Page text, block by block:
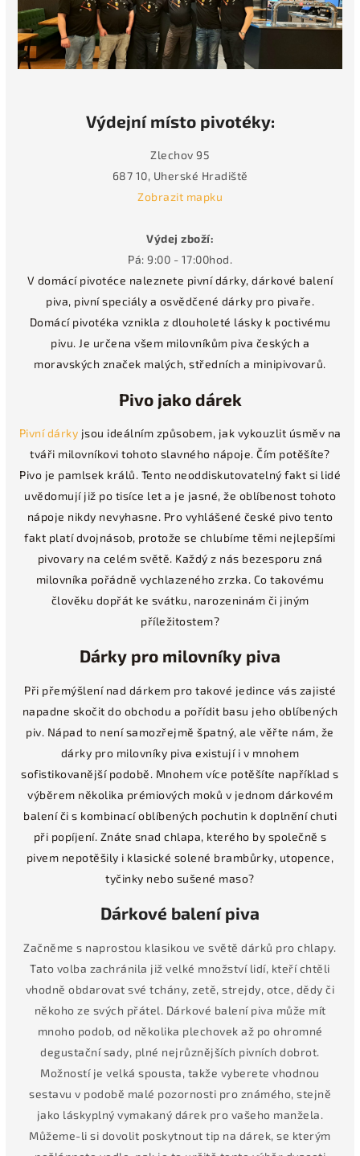
Výdejní místo pivotéky:
Zlechov 95
687 10, Uherské Hradiště
Zobrazit mapku
Výdej zboží:
Pá: 9:00 - 17:00hod.
V domácí pivotéce naleznete pivní dárky, dárkové balení
piva, pivní speciály a osvědčené dárky pro pivaře.
Domácí pivotéka vznikla z dlouholeté lásky k poctivému
pivu. Je určena všem milovníkům piva českých a
moravských značek malých, středních a minipivovarů.
Pivo jako dárek
Pivní dárky jsou ideálním způsobem, jak vykouzlit úsměv na
tváři milovníkovi tohoto slavného nápoje. Čím potěšíte?
Pivo je pamlsek králů. Tento neoddiskutovatelný fakt si lidé
uvědomují již po tisíce let a je jasné, že oblíbenost tohoto
nápoje nikdy nevyhasne. Pro vyhlášené české pivo tento
fakt platí dvojnásob, protože se chlubíme těmi nejlepšími
pivovary na celém světě. Každý z nás bezesporu zná
milovníka pořádně vychlazeného zrzka. Co takovému
člověku dopřát ke svátku, narozeninám či jiným
příležitostem?
Dárky pro milovníky piva
Při přemýšlení nad dárkem pro takové jedince vás zajisté
napadne skočit do obchodu a pořídit basu jeho oblíbených
piv. Nápad to není samozřejmě špatný, ale věřte nám, že
dárky pro milovníky piva existují i v mnohem
sofistikovanější podobě. Mnohem více potěšíte například s
výběrem několika prémiových moků v jednom dárkovém
balení či s kombinací oblíbených pochutin k doplnění chuti
při popíjení. Znáte snad chlapa, kterého by společně s
pivem nepotěšily i klasické solené brambůrky, utopence,
tyčinky nebo sušené maso?
Dárkové balení piva
Začněme s naprostou klasikou ve světě dárků pro chlapy.
Tato volba zachránila již velké množství lidí, kteří chtěli
vhodně obdarovat své tchány, zetě, strejdy, otce, dědy či
někoho ze svých přátel. Dárkové balení piva může mít
mnoho podob, od několika plechovek až po ohromné
degustační sady, plné nejrůznějších pivních dobrot.
Možností je velká spousta, takže vyberete vhodnou
sestavu v podobě malé pozornosti pro známého, stejně
jako láskyplný vymakaný dárek pro vašeho manžela.
Můžeme-li si dovolit poskytnout tip na dárek, se kterým